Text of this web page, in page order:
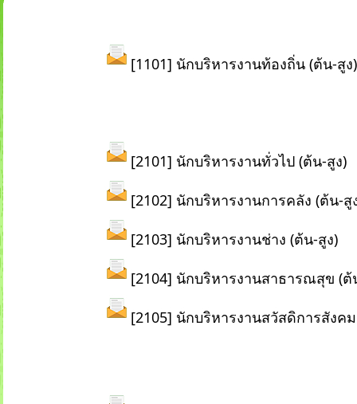
[1101] นักบริหารงานท้องถิ่น (ต้น-สูง)
[2101] นักบริหารงานทั่วไป (ต้น-สูง)
[2102] นักบริหารงานการคลัง (ต้น-สู
[2103] นักบริหารงานช่าง (ต้น-สูง)
[2104] นักบริหารงานสาธารณสุข (ต้
[2105] นักบริหารงานสวัสดิการสังค